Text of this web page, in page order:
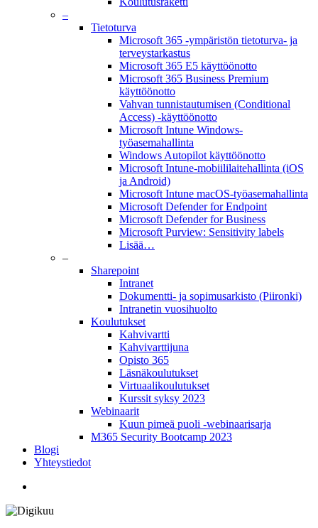
–
Tietoturva
Microsoft 365 -ympäristön tietoturva- ja
terveystarkastus
Microsoft 365 E5 käyttöönotto
Microsoft 365 Business Premium
käyttöönotto
Vahvan tunnistautumisen (Conditional
Access) -käyttöönotto
Microsoft Intune Windows-
työasemahallinta
Windows Autopilot käyttöönotto
Microsoft Intune-mobiililaitehallinta (iOS
ja Android)
Microsoft Intune macOS-työasemahallinta
Microsoft Defender for Endpoint
Microsoft Defender for Business
Microsoft Purview: Sensitivity labels
Lisää…
–
Sharepoint
Intranet
Dokumentti- ja sopimusarkisto (Piironki)
Intranetin vuosihuolto
Koulutukset
Kahvivartti
Kahvivarttijuna
Opisto 365
Läsnäkoulutukset
Virtuaalikoulutukset
Kurssit syksy 2023
Webinaarit
Kuun pimeä puoli -webinaarisarja
M365 Security Bootcamp 2023
Blogi
Yhteystiedot